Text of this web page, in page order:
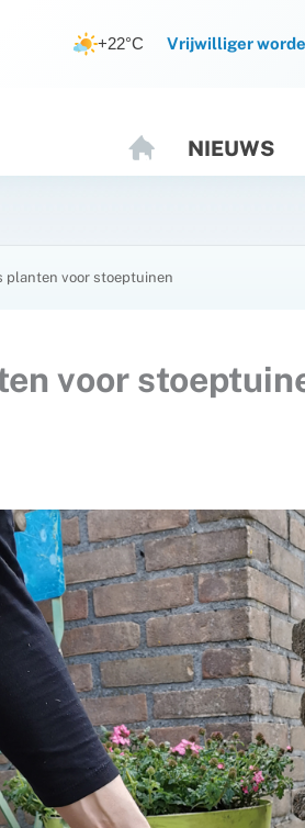
+22°C Vrijwilliger
O
M
NIEUWS
planten voor stoeptuinen
voor